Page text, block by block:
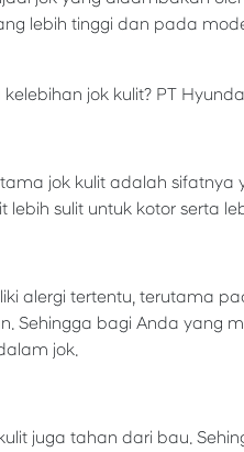
lebih tinggi dan pada
jok kulit? PT
jok kulit adalah
sulit untuk kotor serta
alergi tertentu, terutama
Sehingga bagi Anda yang
jok.
juga tahan dari bau.